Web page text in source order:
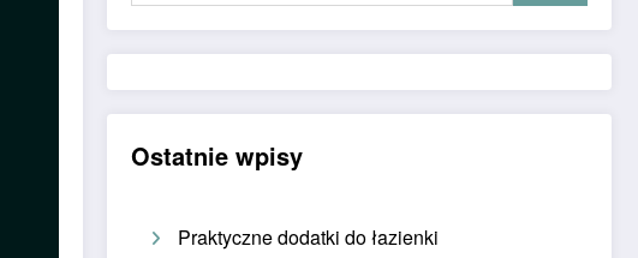
Ostatnie wpisy
Praktyczne dodatki do łazienki